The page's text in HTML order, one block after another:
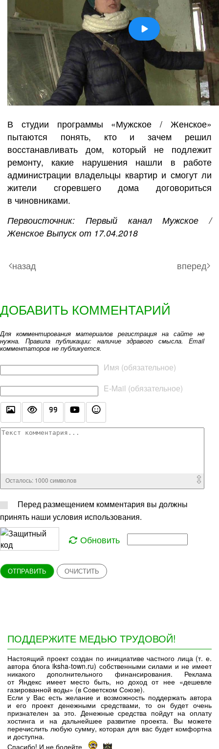
В студии программы «Мужское / Женское»
пытаются понять, кто и зачем решил
восстанавливать дом, который не подлежит
ремонту, какие нарушения нашли в работе
администрации владельцы квартир и смогут ли
жители сгоревшего дома договориться
в чиновниками.
Первоисточник: Первый канал Мужское /
Женское Выпуск от 17.04.2018
назад вперед
ДОБАВИТЬ КОММЕНТАРИЙ
Для комментирования материалов регистрация на сайте не
нужна. Правила публикации: наличие здравого смысла. Email
комментаторов не публикуется.
Имя (обязательное)
E-Mail (обязательное)
Текст комментария
Осталось: 1000 символов
Перед размещением комментария вы должны
принять наши условия использования.
Обновить
ОТПРАВИТЬ ОЧИСТИТЬ
ПОДДЕРЖИТЕ МЕДЬЮ ТРУДОВОЙ!
Настоящий проект создан по инициативе частного лица (т. е.
автора блога iksha-town.ru) собственными силами и не имеет
никакого дополнительного финансирования. Реклама
от Яндекс имеет место быть, но доход от нее «дешевле
газированной воды» (в Советском Союзе).
Если у Вас есть желание и возможность поддержать автора
и его проект денежными средствами, то он будет очень
признателен за это. Денежные средства пойдут на оплату
хостинга и на дальнейшее развитие проекта. Вы можете
перечислить любую сумму, которая для вас будет комфортна
и доступна.
Спасибо! И не болейте